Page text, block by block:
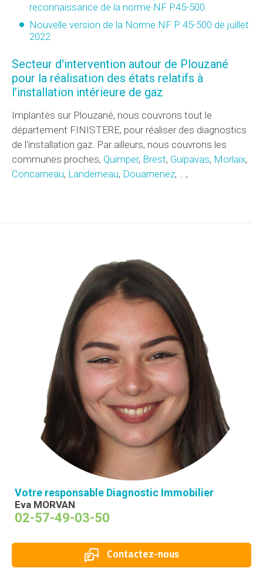
reconnaissance de la norme NF P45-500.
Nouvelle version de la Norme NF P 45-500 de juillet
2022
Secteur d'intervention autour de Plouzané
pour la réalisation des états relatifs à
l’installation intérieure de gaz
Implantés sur Plouzané, nous couvrons tout le
département FINISTERE, pour réaliser des diagnostics
de l'installation gaz. Par ailleurs, nous couvrons les
communes proches, Quimper, Brest, Guipavas, Morlaix,
Concarneau, Landerneau, Douarnenez, ...,
Votre responsable Diagnostic Immobilier
Eva MORVAN
02-57-49-03-50
Contactez-nous